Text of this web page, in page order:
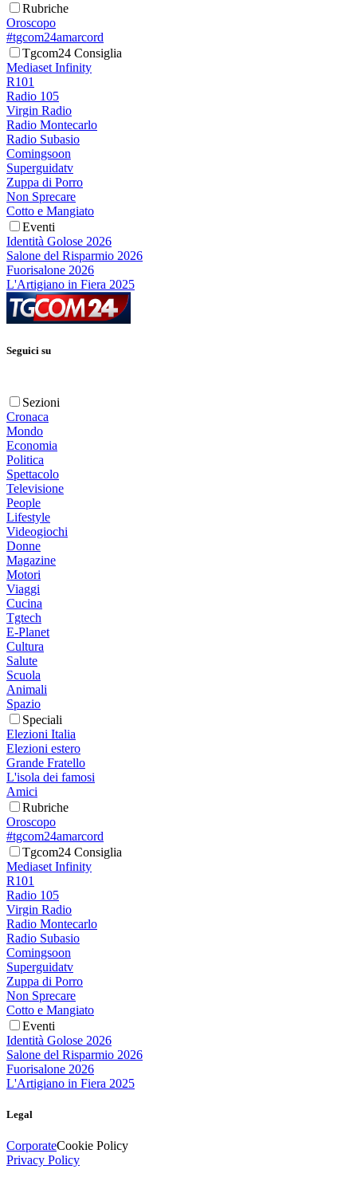
Rubriche
Oroscopo
#tgcom24amarcord
Tgcom24 Consiglia
Mediaset Infinity
R101
Radio 105
Virgin Radio
Radio Montecarlo
Radio Subasio
Comingsoon
Superguidatv
Zuppa di Porro
Non Sprecare
Cotto e Mangiato
Eventi
Identità Golose 2026
Salone del Risparmio 2026
Fuorisalone 2026
L'Artigiano in Fiera 2025
Seguici su
Sezioni
Cronaca
Mondo
Economia
Politica
Spettacolo
Televisione
People
Lifestyle
Videogiochi
Donne
Magazine
Motori
Viaggi
Cucina
Tgtech
E-Planet
Cultura
Salute
Scuola
Animali
Spazio
Speciali
Elezioni Italia
Elezioni estero
Grande Fratello
L'isola dei famosi
Amici
Rubriche
Oroscopo
#tgcom24amarcord
Tgcom24 Consiglia
Mediaset Infinity
R101
Radio 105
Virgin Radio
Radio Montecarlo
Radio Subasio
Comingsoon
Superguidatv
Zuppa di Porro
Non Sprecare
Cotto e Mangiato
Eventi
Identità Golose 2026
Salone del Risparmio 2026
Fuorisalone 2026
L'Artigiano in Fiera 2025
Legal
CorporateCookie Policy
Privacy Policy